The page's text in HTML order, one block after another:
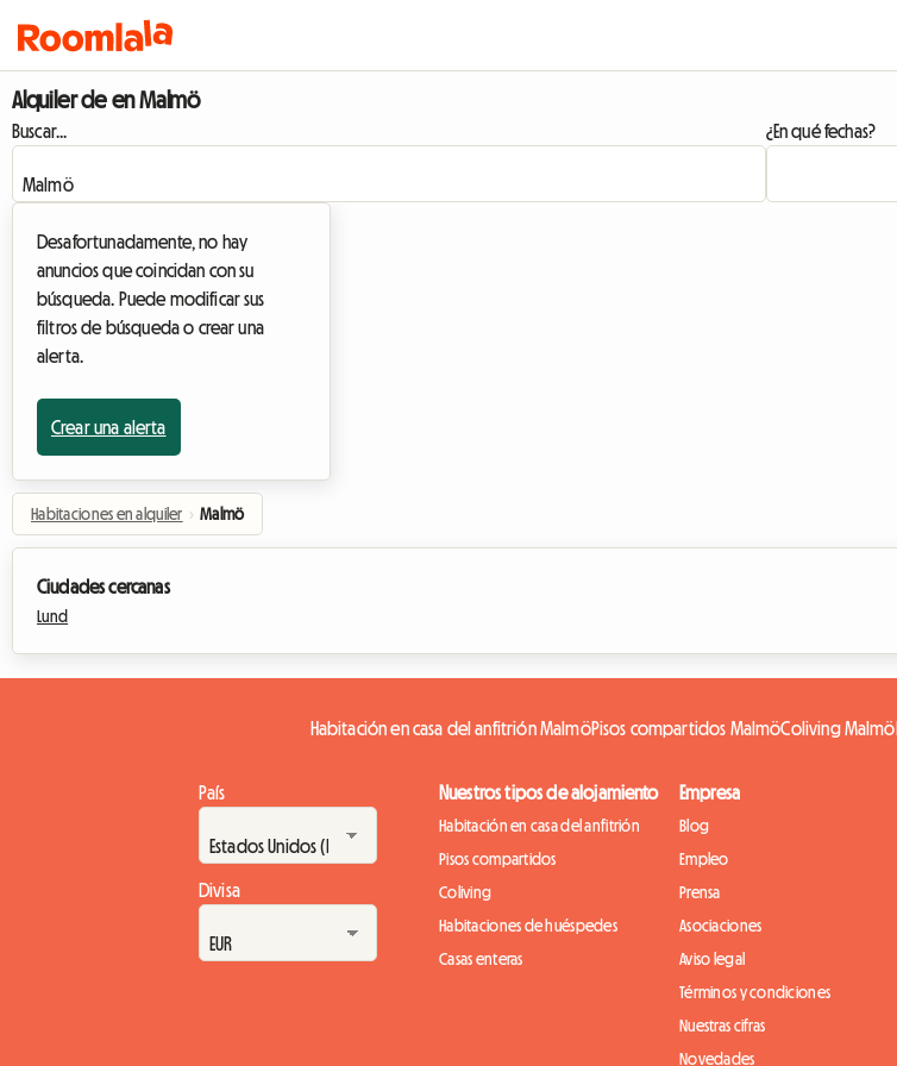
Alquiler de en Malmö
Buscar... ¿En qué fechas?
Desafortunadamente, no hay
anuncios que coincidan con su
búsqueda. Puede modificar sus
filtros de búsqueda o crear una
alerta.
Crear una alerta
Habitaciones en alquiler › Malmö
Ciudades cercanas
Lund
Habitación en casa del anfitrión MalmöPisos compartidos MalmöColiving Malmö
País
Divisa
Nuestros tipos de alojamiento
Habitación en casa del anfitrión
Pisos compartidos
Coliving
Habitaciones de huéspedes
Casas enteras
Empresa
Blog
Empleo
Prensa
Asociaciones
Aviso legal
Términos y condiciones
Nuestras cifras
Novedades